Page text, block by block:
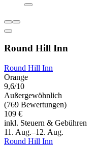
Round Hill Inn
Round Hill Inn
Orange
9,6/10
Außergewöhnlich
(769 Bewertungen)
109 €
inkl. Steuern & Gebühren
11. Aug.–12. Aug.
Round Hill Inn